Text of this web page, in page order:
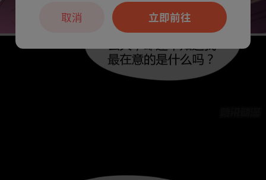
立即前往
取消